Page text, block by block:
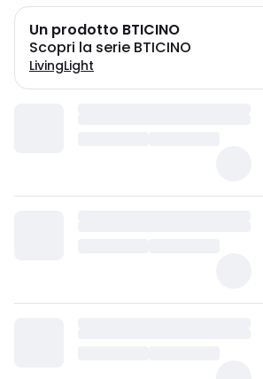
Un prodotto BTICINO
Scopri la serie BTICINO
LivingLight